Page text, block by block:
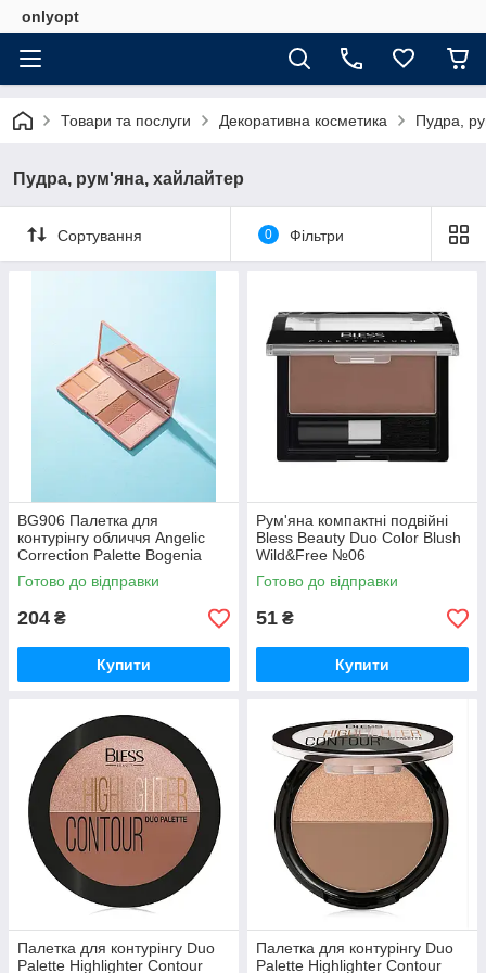
onlyopt
Товари та послуги Декоративна косметика Пудра,
Пудра, рум'яна, хайлайтер
Сортування 0 Фільтри
BG906 Палетка для
контурінгу обличчя Angelic
Correction Palette Bogenia
Готово до відправки
204 ₴
Купити
Рум'яна компактні подвійні
Bless Beauty Duo Color Blush
Wild&Free №06
Готово до відправки
51 ₴
Купити
Палетка для контурінгу Duo
Palette Highlighter Contour
Палетка для контурінгу Duo
Palette Highlighter Contour